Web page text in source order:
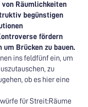
Räumlichkeiten
begünstigen
fördern
Brücken zu bauen.
ins feldfünf ein, um
zu
ob es hier eine
für Streit:Räume